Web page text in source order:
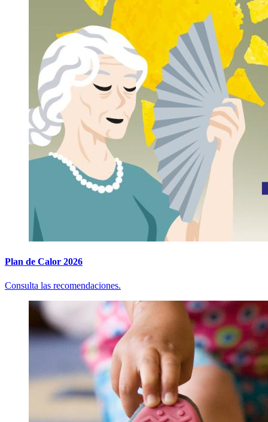
Plan de Calor 2026
Consulta las recomendaciones.